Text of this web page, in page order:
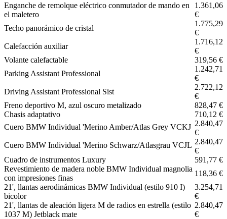
Enganche de remolque eléctrico conmutador de mando en
el maletero
1.361,06
€
Techo panorámico de cristal
1.775,29
€
Calefacción auxiliar
1.716,12
€
Volante calefactable
319,56 €
Parking Assistant Professional
1.242,71
€
Driving Assistant Professional Sist
2.722,12
€
Freno deportivo M, azul oscuro metalizado
828,47 €
Chasis adaptativo
710,12 €
Cuero BMW Individual 'Merino Amber/Atlas Grey VCKJ 2.840,47
€
Cuero BMW Individual 'Merino Schwarz/Atlasgrau VCJL 2.840,47
€
Cuadro de instrumentos Luxury
591,77 €
Revestimiento de madera noble BMW Individual magnolia
con impresiones finas
118,36 €
21', llantas aerodinámicas BMW Individual (estilo 910 I)
bicolor
3.254,71
€
21', llantas de aleación ligera M de radios en estrella (estilo
1037 M) Jetblack mate
2.840,47
€